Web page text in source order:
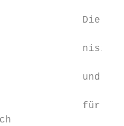
Die
und
90
für